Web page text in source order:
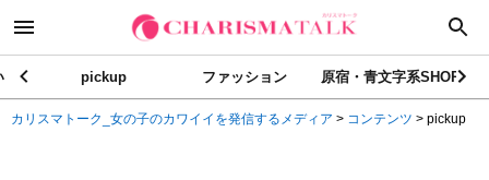
pickup ファッション 原宿・青文字系SHOP
カリスマトーク_女の子のカワイイを発信するメディア > コンテンツ > pickup